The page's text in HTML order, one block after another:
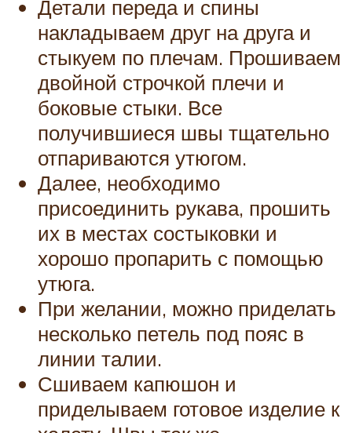
Детали переда и спины
накладываем друг на друга и
стыкуем по плечам. Прошиваем
двойной строчкой плечи и
боковые стыки. Все
получившиеся швы тщательно
отпариваются утюгом.
Далее, необходимо
присоединить рукава, прошить
их в местах состыковки и
хорошо пропарить с помощью
утюга.
При желании, можно приделать
несколько петель под пояс в
линии талии.
Сшиваем капюшон и
приделываем готовое изделие к